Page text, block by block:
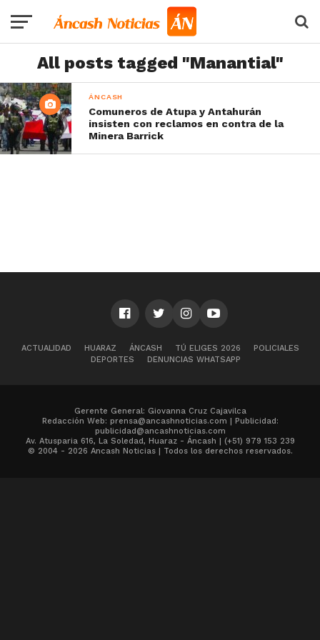
All posts tagged "Manantial"
ÁNCASH
Comuneros de Atupa y Antahurán
insisten con reclamos en contra de la
Minera Barrick
ACTUALIDAD HUARAZ ÁNCASH TÚ ELIGES 2026
POLICIALES
DEPORTES
DENUNCIAS WHATSAPP
Gerente General: Giovanna Cruz Cajavilca
Redacción Web: prensa@ancashnoticias.com | Publicidad:
publicidad@ancashnoticias.com
Av. Atusparia 616, La Soledad, Huaraz - Áncash | (+51) 979 153 239
© 2004 - 2026 Ancash Noticias | Todos los derechos reservados.